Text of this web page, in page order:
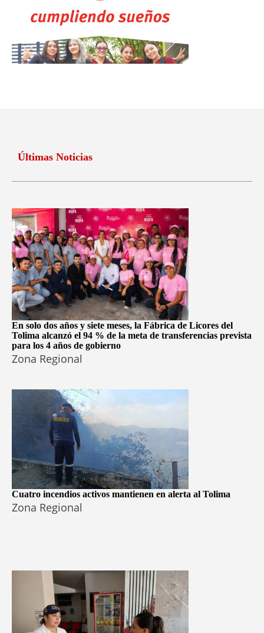
Últimas Noticias
En solo dos años y siete meses, la Fábrica de Licores del
Tolima alcanzó el 94 % de la meta de transferencias prevista
para los 4 años de gobierno
Zona Regional
Cuatro incendios activos mantienen en alerta al Tolima
Zona Regional